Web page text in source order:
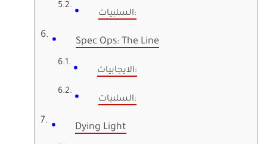
السلبيات:
Spec Ops: The Line
الايجابيات:
السلبيات:
Dying Light